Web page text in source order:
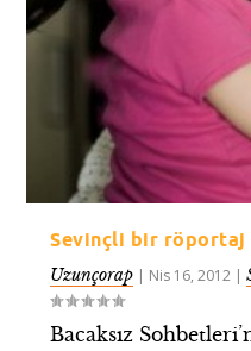
Sevinçli bir röportaj
Uzunçorap | Nis 16, 2012 |
Bacaksız